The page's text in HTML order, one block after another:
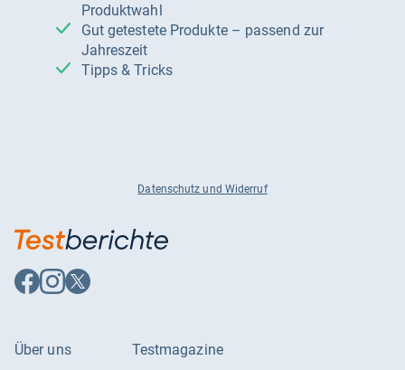
Produktwahl
Gut getestete Produkte – passend zur
Jahreszeit
Tipps & Tricks
Datenschutz und Widerruf
Auf
Facebook
Auf
Instagram
Auf
X
Über uns
Testmagazine